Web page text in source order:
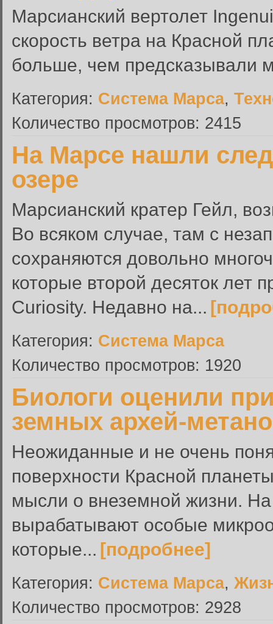
Марсианский вертолет
скорость ветра на Красной
больше, чем предсказывали
Категория: Система Марса,
Количество просмотров: 2415
На Марсе нашли
озере
Марсианский кратер Гейл,
Во всяком случае, там с
сохраняются довольно
которые второй десяток лет
Curiosity. Недавно на...
Категория: Система Марса
Количество просмотров: 1920
Биологи оценили
земных архей-
Неожиданные и не очень
поверхности Красной
мысли о внеземной жизни. На
вырабатывают особые
которые... [подробнее]
Категория: Система Марса,
Количество просмотров: 2928